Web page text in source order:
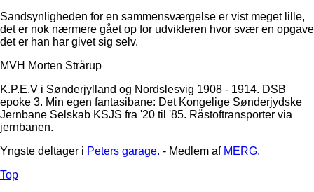
Sandsynligheden for en sammensværgelse er vist meget lille,
det er nok nærmere gået op for udvikleren hvor svær en opgave
det er han har givet sig selv.
MVH Morten Strårup
K.P.E.V i Sønderjylland og Nordslesvig 1908 - 1914. DSB
epoke 3. Min egen fantasibane: Det Kongelige Sønderjydske
Jernbane Selskab KSJS fra '20 til '85. Råstoftransporter via
jernbanen.
Yngste deltager i Peters garage. - Medlem af MERG.
Top